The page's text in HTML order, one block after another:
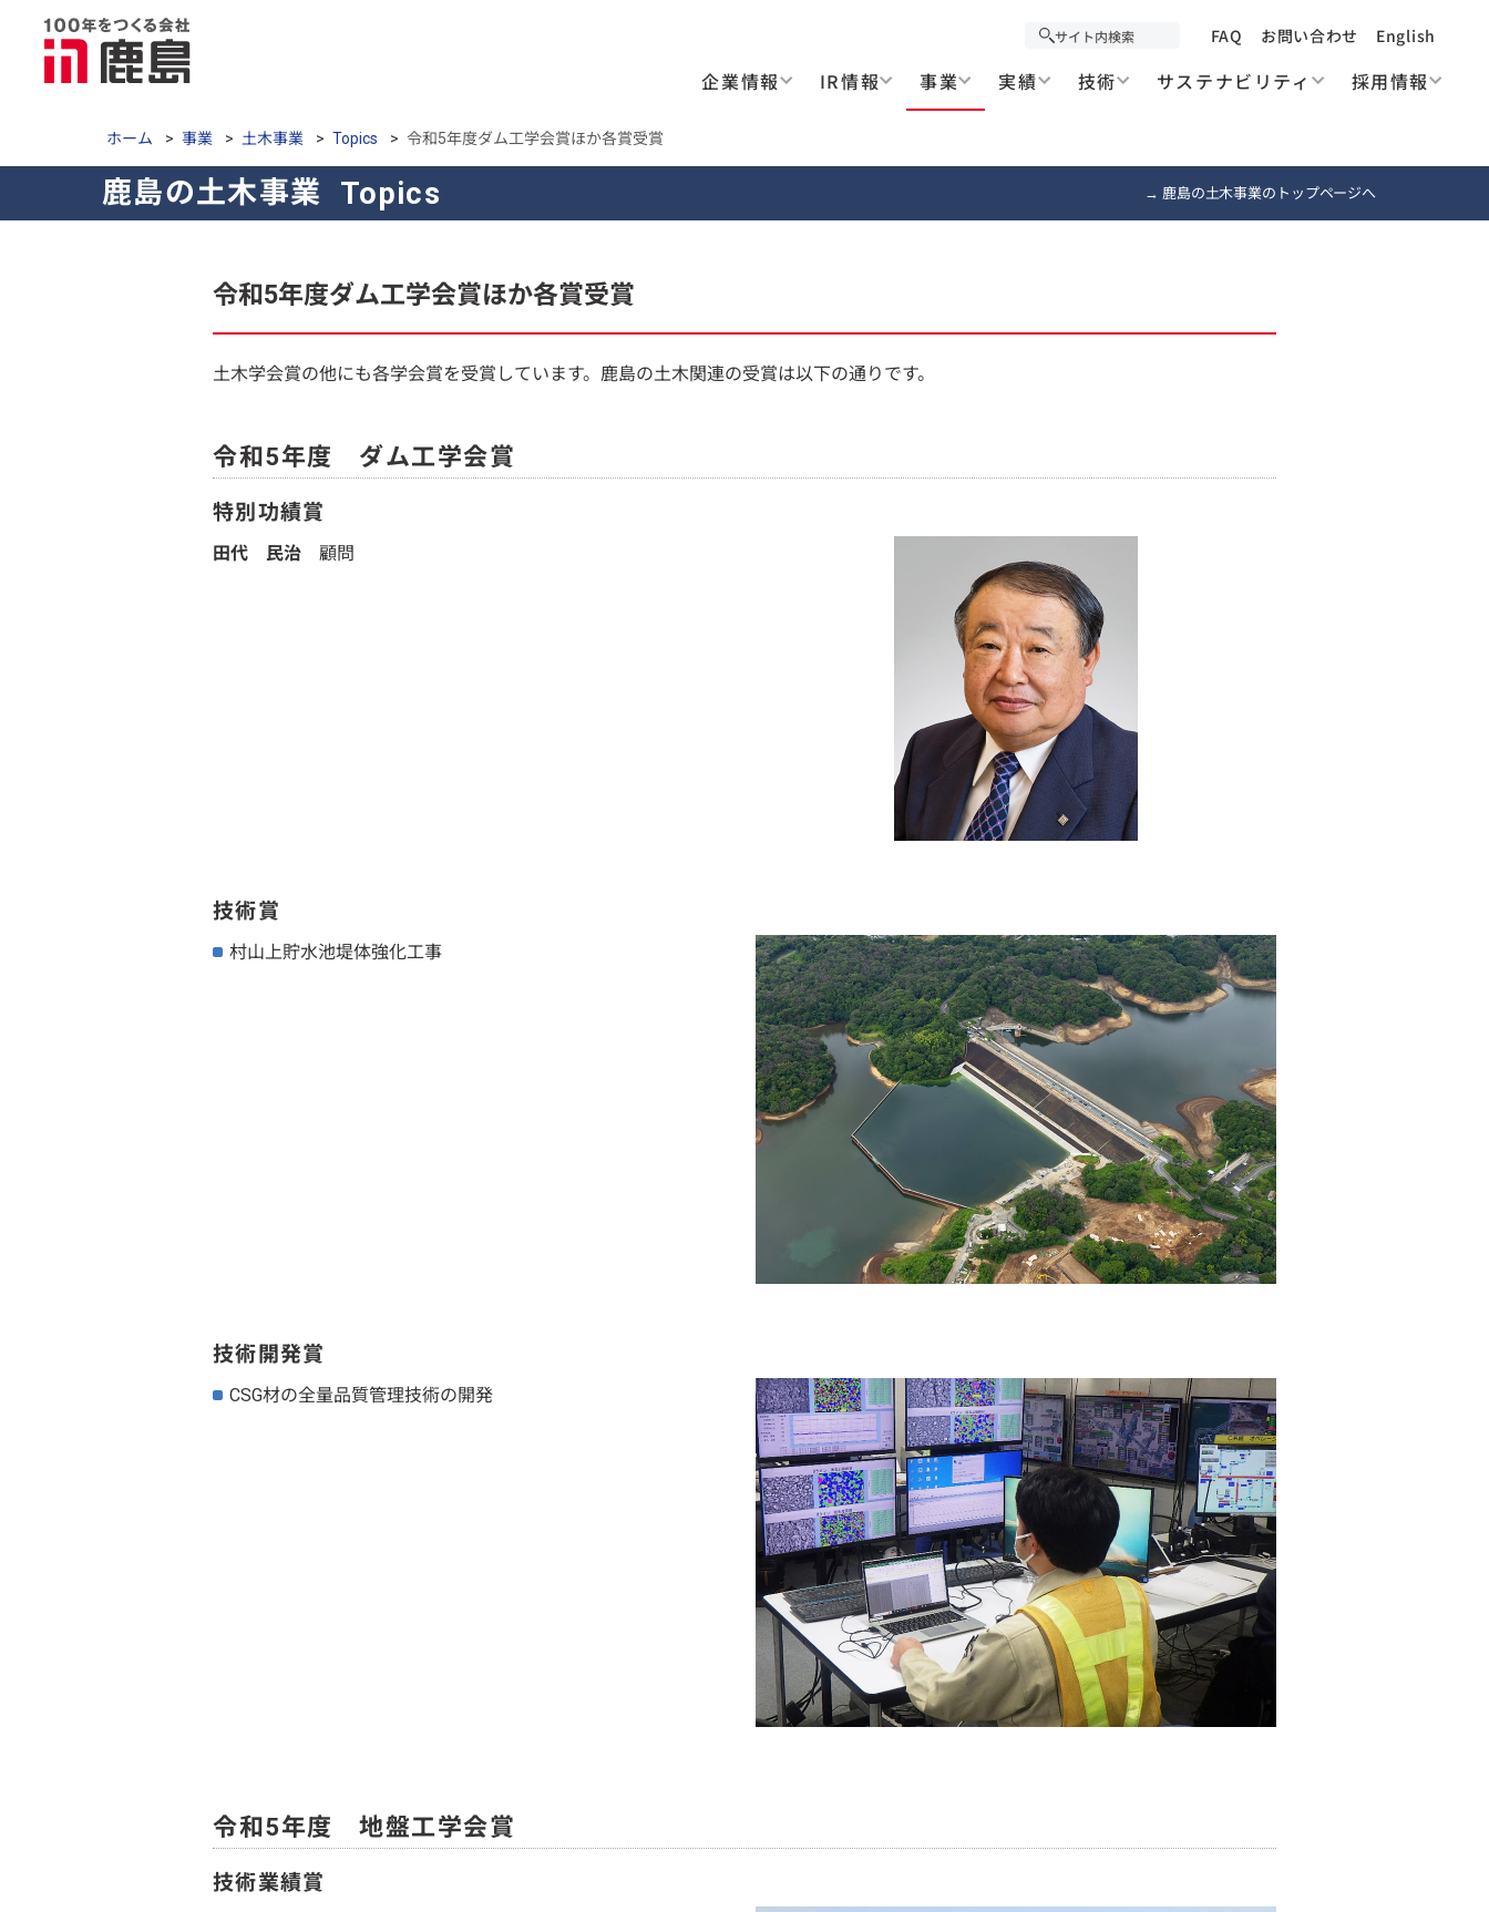
FAQ お問い合わせ English
企業情報 IR情報 事業 実績 技術 サステナビリティ 採用情報
ホーム > 事業 > 土木事業 > Topics > 令和5年度ダム工学会賞ほか各賞受賞
鹿島の土木事業Topics → 鹿島の土木事業のトップページへ
令和5年度ダム工学会賞ほか各賞受賞
土木学会賞の他にも各学会賞を受賞しています。鹿島の土木関連の受賞は以下の通りです。
令和5年度 ダム工学会賞
特別功績賞
田代 民治 顧問
技術賞
村山上貯水池堤体強化工事
技術開発賞
CSG材の全量品質管理技術の開発
令和5年度 地盤工学会賞
技術業績賞